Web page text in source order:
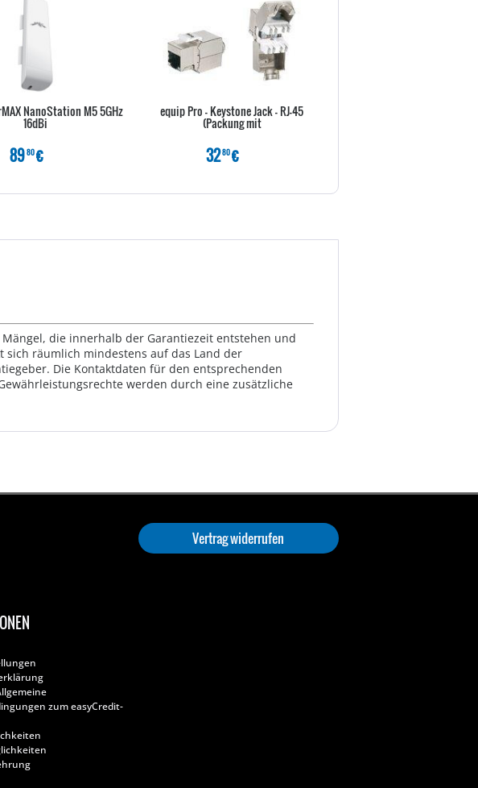
NanoStation M5 5GHz
16dBi
8980€
equip Pro - Keystone Jack - RJ-45
(Packung mit
3280€
die innerhalb der Garantiezeit entstehen und
räumlich mindestens auf das Land der
Die Kontaktdaten für den entsprechenden
werden durch eine zusätzliche
zum easyCredit-
Vertrag widerrufen